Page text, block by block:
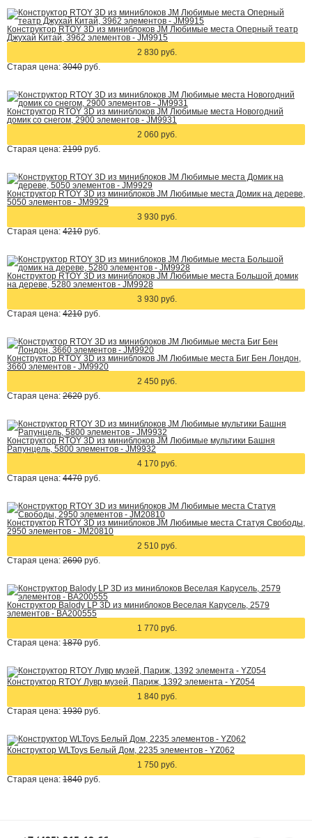
Конструктор RTOY 3D из миниблоков JM Любимые места Оперный театр
Джухай Китай, 3962 элементов - JM9915
2 830 руб.
Старая цена: 3040 руб.
Конструктор RTOY 3D из миниблоков JM Любимые места Новогодний
домик со снегом, 2900 элементов - JM9931
2 060 руб.
Старая цена: 2199 руб.
Конструктор RTOY 3D из миниблоков JM Любимые места Домик на дереве,
5050 элементов - JM9929
3 930 руб.
Старая цена: 4210 руб.
Конструктор RTOY 3D из миниблоков JM Любимые места Большой домик
на дереве, 5280 элементов - JM9928
3 930 руб.
Старая цена: 4210 руб.
Конструктор RTOY 3D из миниблоков JM Любимые места Биг Бен Лондон,
3660 элементов - JM9920
2 450 руб.
Старая цена: 2620 руб.
Конструктор RTOY 3D из миниблоков JM Любимые мультики Башня
Рапунцель, 5800 элементов - JM9932
4 170 руб.
Старая цена: 4470 руб.
Конструктор RTOY 3D из миниблоков JM Любимые места Статуя Свободы,
2950 элементов - JM20810
2 510 руб.
Старая цена: 2690 руб.
Конструктор Balody LP 3D из миниблоков Веселая Карусель, 2579
элементов - BA200555
1 770 руб.
Старая цена: 1870 руб.
Конструктор RTOY Лувр музей, Париж, 1392 элемента - YZ054
1 840 руб.
Старая цена: 1930 руб.
Конструктор WLToys Белый Дом, 2235 элементов - YZ062
1 750 руб.
Старая цена: 1840 руб.